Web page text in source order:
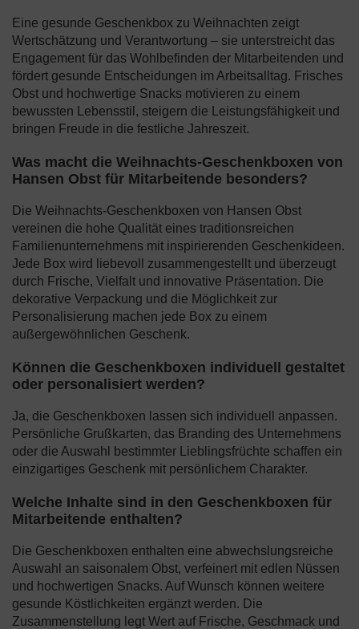
Eine gesunde Geschenkbox zu Weihnachten zeigt
Wertschätzung und Verantwortung – sie unterstreicht das
Engagement für das Wohlbefinden der Mitarbeitenden und
fördert gesunde Entscheidungen im Arbeitsalltag. Frisches
Obst und hochwertige Snacks motivieren zu einem
bewussten Lebensstil, steigern die Leistungsfähigkeit und
bringen Freude in die festliche Jahreszeit.
Was macht die Weihnachts-Geschenkboxen von
Hansen Obst für Mitarbeitende besonders?
Die Weihnachts-Geschenkboxen von Hansen Obst
vereinen die hohe Qualität eines traditionsreichen
Familienunternehmens mit inspirierenden Geschenkideen.
Jede Box wird liebevoll zusammengestellt und überzeugt
durch Frische, Vielfalt und innovative Präsentation. Die
dekorative Verpackung und die Möglichkeit zur
Personalisierung machen jede Box zu einem
außergewöhnlichen Geschenk.
Können die Geschenkboxen individuell gestaltet
oder personalisiert werden?
Ja, die Geschenkboxen lassen sich individuell anpassen.
Persönliche Grußkarten, das Branding des Unternehmens
oder die Auswahl bestimmter Lieblingsfrüchte schaffen ein
einzigartiges Geschenk mit persönlichem Charakter.
Welche Inhalte sind in den Geschenkboxen für
Mitarbeitende enthalten?
Die Geschenkboxen enthalten eine abwechslungsreiche
Auswahl an saisonalem Obst, verfeinert mit edlen Nüssen
und hochwertigen Snacks. Auf Wunsch können weitere
gesunde Köstlichkeiten ergänzt werden. Die
Zusammenstellung legt Wert auf Frische, Geschmack und